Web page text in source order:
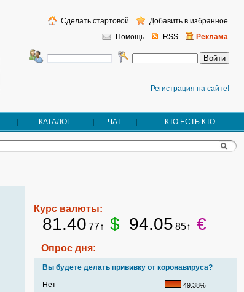
Регистрация на сайте!
Помощь RSS Реклама
Сделать стартовой Добавить в избранное
КАТАЛОГ ЧАТ КТО ЕСТЬ КТО
Курс валюты:
81.40 77↑ $ 94.05 85↑ €
Опрос дня:
Вы будете делать прививку от коронавируса?
Нет
49.38%